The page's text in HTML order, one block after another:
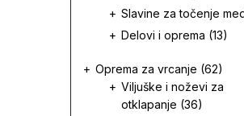
Slavine za točenje
Delovi i oprema (13)
Oprema za vrcanje (62)
Viljuške i noževi za
otklapanje (36)